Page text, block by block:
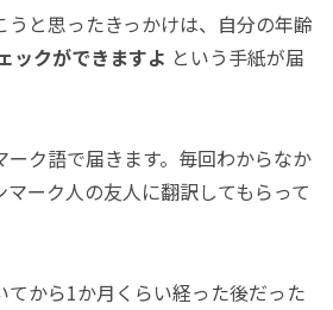
と思ったきっかけは、自分の年齢
ックができますよ という手紙が届
ーク語で届きます。毎回わからなか
ーク人の友人に翻訳してもらって
てから1か月くらい経った後だった